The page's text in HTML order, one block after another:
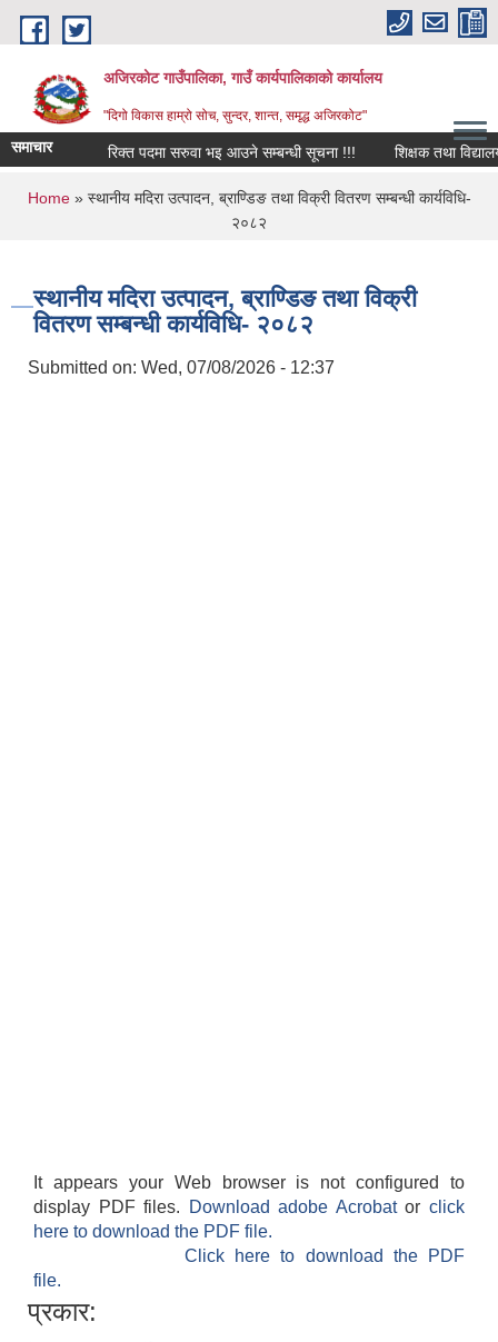
Skip to main content
अजिरकोट गाउँपालिका, गाउँ कार्यपालिकाको कार्यालय
"दिगो विकास हाम्रो सोच, सुन्दर, शान्त, समृद्ध अजिरकोट"
समाचार रिक्त पदमा सरुवा भइ आउने सम्बन्धी सूचना !!! शिक्षक तथा विद्यालय
You are here
Home» स्थानीय मदिरा उत्पादन, ब्राण्डिङ तथा विक्री वितरण सम्बन्धी कार्यविधि-
२०८२
स्थानीय मदिरा उत्पादन, ब्राण्डिङ तथा विक्री
वितरण सम्बन्धी कार्यविधि- २०८२
Submitted on: Wed, 07/08/2026 - 12:37
It appears your Web browser is not configured to
display PDF files.
Download adobe Acrobatorclick
here to download the PDF file.
Click here to download the PDF
file.
प्रकार: